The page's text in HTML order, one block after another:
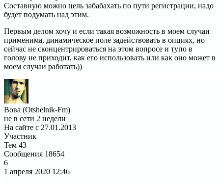
Составную можно цель забабахать по пути регистрации, надо
будет подумать над этим.
Первым делом хочу и если такая возможность в моем случаи
применима, динамическое поле задействовать в опциях, но
сейчас не сконцентрироваться на этом вопросе и тупо в
голову не приходит, как его использовать или как оно может в
моем случаи работать))
Вова (Otshelnik-Fm)
не в сети 2 недели
На сайте с 27.01.2013
Участник
Тем 43
Сообщения 18654
6
1 апреля 2020 12:46